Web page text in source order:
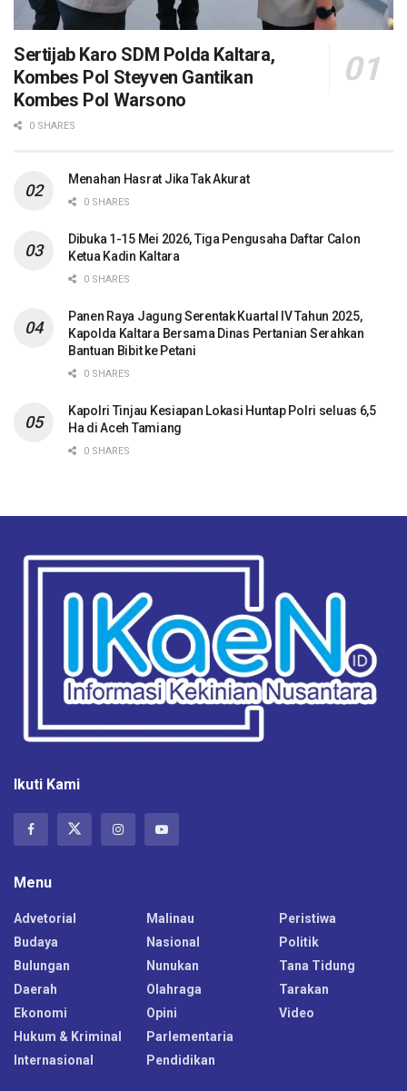
Sertijab Karo SDM Polda Kaltara,
Kombes Pol Steyven Gantikan
Kombes Pol Warsono
0 SHARES
Menahan Hasrat Jika Tak Akurat
0 SHARES
Dibuka 1-15 Mei 2026, Tiga Pengusaha Daftar Calon
Ketua Kadin Kaltara
0 SHARES
Panen Raya Jagung Serentak Kuartal IV Tahun 2025,
Kapolda Kaltara Bersama Dinas Pertanian Serahkan
Bantuan Bibit ke Petani
0 SHARES
Kapolri Tinjau Kesiapan Lokasi Huntap Polri seluas 6,5
Ha di Aceh Tamiang
0 SHARES
Ikuti Kami
Menu
Advetorial
Budaya
Bulungan
Daerah
Ekonomi
Hukum & Kriminal
Internasional
Malinau
Nasional
Nunukan
Olahraga
Opini
Parlementaria
Pendidikan
Peristiwa
Politik
Tana Tidung
Tarakan
Video